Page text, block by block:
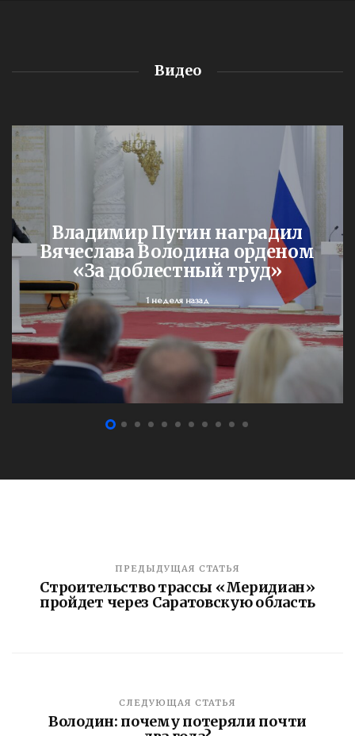
Видео
Владимир Путин наградил
Вячеслава Володина орденом
«За доблестный труд»
1 неделя назад
ПРЕДЫДУЩАЯ СТАТЬЯ
Строительство трассы «Меридиан»
пройдет через Саратовскую область
СЛЕДУЮЩАЯ СТАТЬЯ
Володин: почему потеряли почти